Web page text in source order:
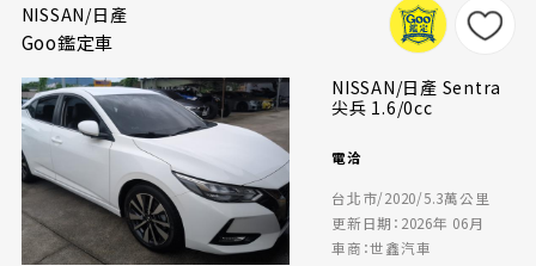
NISSAN/日產
Goo鑑定車
NISSAN/日產 Sentra
尖兵 1.6/0cc
電洽
台北市/2020/5.3萬公里
更新日期：2026年 06月
車商：世鑫汽車